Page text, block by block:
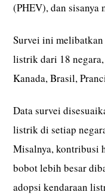
(PHEV), dan sisanya
Survei ini
listrik dari 18
Kanada, Brasil,
Data survei
listrik di setiap
Misalnya, kontribusi
bobot lebih besar
adopsi kendaraan